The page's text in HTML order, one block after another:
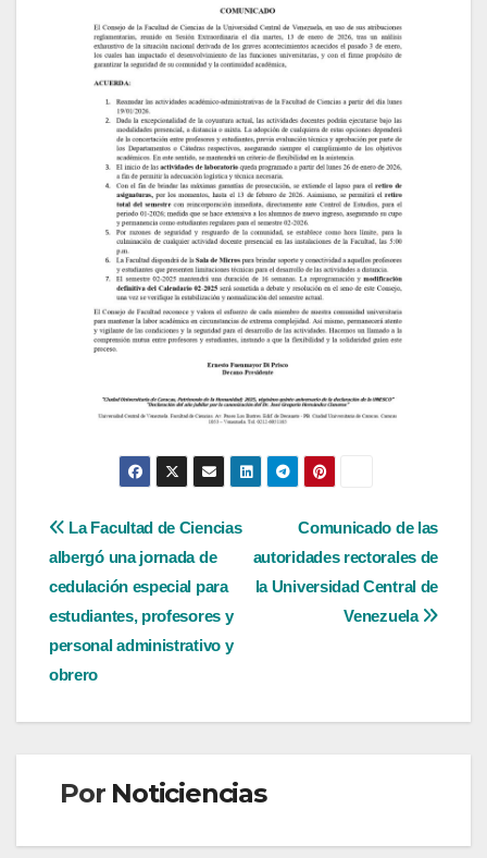
Navegación
de
entradas
Comunicado de las
autoridades rectorales de
la Universidad Central de
Venezuela
La Facultad de Ciencias
albergó una jornada de
cedulación especial para
estudiantes, profesores y
personal administrativo y
obrero
Por Noticiencias